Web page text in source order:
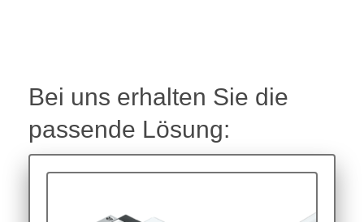
Bei uns erhalten Sie die
passende Lösung: